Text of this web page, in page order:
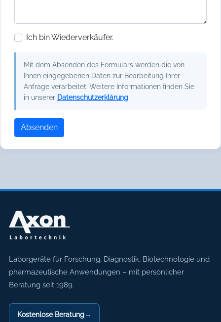
Ich bin Wiederverkäufer.
Mit dem Absenden des Formulars werden die von
Ihnen eingegebenen Daten zur Bearbeitung Ihrer
Anfrage verarbeitet. Weitere Informationen finden Sie
in unserer Datenschutzerklärung.
Absenden
Axon Labortechnik
Laborgeräte für Forschung, Diagnostik, Biotechnologie und
pharmazeutische Anwendungen – mit persönlicher
Beratung seit 1989.
Kostenlose Beratung→